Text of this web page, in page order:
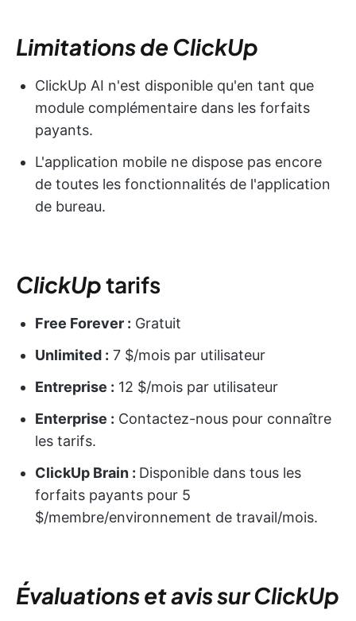
Limitations de ClickUp
ClickUp AI n'est disponible qu'en tant que
module complémentaire dans les forfaits
payants.
L'application mobile ne dispose pas encore
de toutes les fonctionnalités de l'application
de bureau.
ClickUptarifs
Free Forever : Gratuit
Unlimited : 7 $/mois par utilisateur
Entreprise : 12 $/mois par utilisateur
Enterprise : Contactez-nous pour connaître
les tarifs.
ClickUp Brain : Disponible dans tous les
forfaits payants pour 5
$/membre/environnement de travail/mois.
Évaluations et avis sur ClickUp